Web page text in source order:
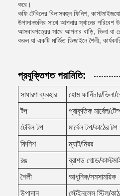
করে।
কফি টেবিলের বিলাসবহুল ফিনিশ,
উপাদানগুলির সাথে আপনার স্থানের
আসবাবপত্রের সাথে আপনার বাড়ি, ভিলা বা
করুন যা একটি মার্জিত ডিজাইনে শৈলী,
প্রযুক্তিগত পরামিতি:
সাধারণ ব্যবহার
হোম ফার্নিচার/ভিলা/
টপ
প্রাকৃতিক মার্বেল/
টেবিল টপ
মার্বেল টপ/কাঠের টপ
ফিনিশ
ম্যাট/মিরর
রঙ
ব্রাশড গোল্ড/
শৈলী
আধুনিক/সমসাময়িক
উপাদান
স্টেইনলেস স্টিল/